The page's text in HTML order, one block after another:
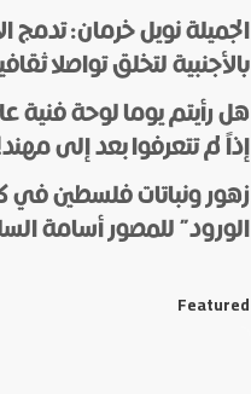
الجميلة نويل خرمان: تدمج
بالأجنبية لتخلق تواصلا
هل رأيتم يوما لوحة فنية
إذاً لم تتعرفوا بعد إلى
زهور ونباتات فلسطين في
الورود” للمصور أسامة
Featured